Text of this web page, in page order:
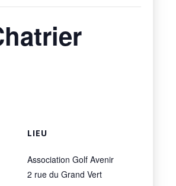
LIEU
Association Golf Avenir
2 rue du Grand Vert